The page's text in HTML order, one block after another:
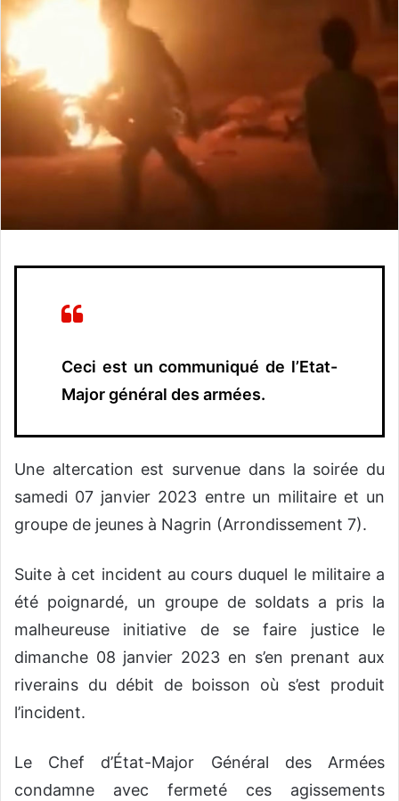
Ceci est un communiqué de l’Etat-
Major général des armées.
Une altercation est survenue dans la soirée du
samedi 07 janvier 2023 entre un militaire et un
groupe de jeunes à Nagrin (Arrondissement 7).
Suite à cet incident au cours duquel le militaire a
été poignardé, un groupe de soldats a pris la
malheureuse initiative de se faire justice le
dimanche 08 janvier 2023 en s’en prenant aux
riverains du débit de boisson où s’est produit
l’incident.
Le Chef d’État-Major Général des Armées
condamne avec fermeté ces agissements